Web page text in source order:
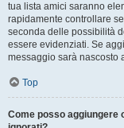
tua lista amici saranno
rapidamente controllare
seconda delle possibilità
essere evidenziati. Se
messaggio sarà nascosto
Top
Come posso aggiungere